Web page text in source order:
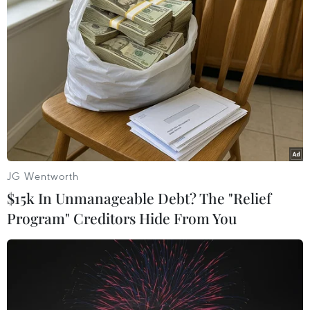
tại Điều 290, Bộ luật Hình sự năm 2015 (sửa đổi,
bổ sung năm 2017).
Cơ quan Cảnh sát điều tra, Công an quận Bình
Thạnh đang tiếp tục mở rộng điều tra vụ án,
củng cố tài liệu, chứng cứ, xử lý theo quy định
của pháp luật./.
(TTXVN/Vietnam+)
JG Wentworth
$15k In Unmanageable Debt? The "Relief
Program" Creditors Hide From You